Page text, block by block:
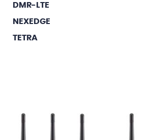
DMR-LTE
NEXEDGE
TETRA